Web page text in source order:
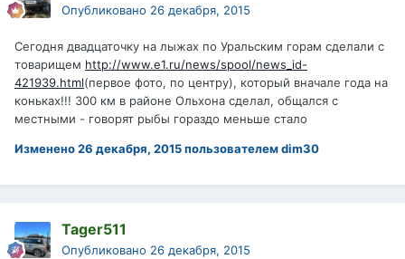
Опубликовано 26 декабря, 2015
Сегодня двадцаточку на лыжах по Уральским горам сделали с
товарищем http://www.e1.ru/news/spool/news_id-
421939.html(первое фото, по центру), который вначале года на
коньках!!! 300 км в районе Ольхона сделал, общался с
местными - говорят рыбы гораздо меньше стало
Изменено26 декабря, 2015пользователем dim30
Tager511
Опубликовано 26 декабря, 2015